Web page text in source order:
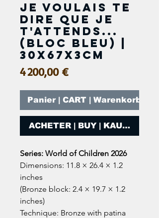
Je voulais te
dire que je
t'attends...
(bloc bleu) |
30x67x3cm
4 200,00 €Prix
Panier | CART | Warenkorb
ACHETER | BUY | KAUFEN
Series: World of Children 2026
Dimensions: 11.8 × 26.4 × 1.2
inches
(Bronze block: 2.4 × 19.7 × 1.2
inches)
Technique: Bronze with patina